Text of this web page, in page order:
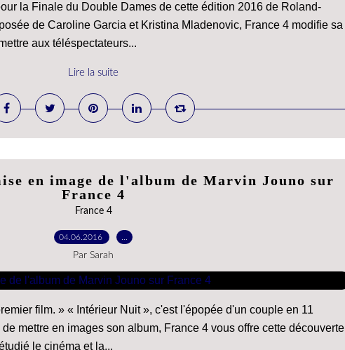
la Finale du Double Dames de cette édition 2016 de Roland-
de Caroline Garcia et Kristina Mladenovic, France 4 modifie sa
aux téléspectateurs...
Lire la suite
en image de l'album de Marvin Jouno sur
France 4
France 4
04.06.2016
Par Sarah
film. » « Intérieur Nuit », c'est l'épopée d'un couple en 11
mettre en images son album, France 4 vous offre cette découverte
le cinéma et la...